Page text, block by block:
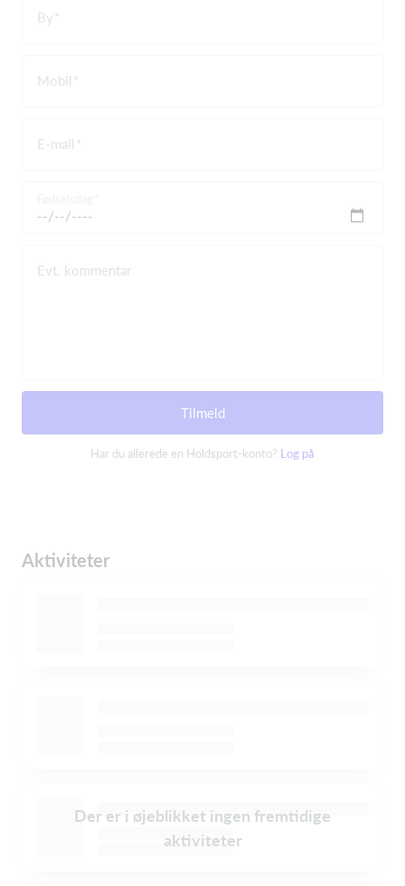
By
Mobil
E-mail
Evt. kommentar
Tilmeld
Har du allerede en Holdsport-konto? Log på
Aktiviteter
Der er i øjeblikket ingen fremtidige
aktiviteter